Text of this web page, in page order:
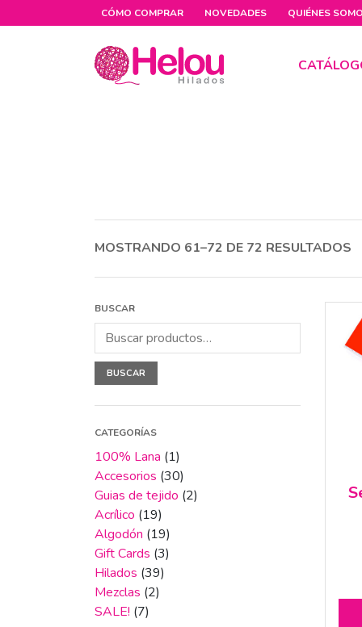
CÓMO COMPRAR NOVEDADES QUIÉNES
MOSTRANDO 61–72 DE 72 RESULTADOS
BUSCAR
Buscar
por:
BUSCAR
CATEGORÍAS
100% Lana (1)
Accesorios (30)
Guias de tejido (2)
Acrílico (19)
Algodón (19)
Gift Cards (3)
Hilados (39)
Mezclas (2)
SALE! (7)